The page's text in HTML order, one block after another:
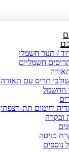
/ תנור חשמלי
חשמליים
תריס עם תאורה
החשמל
וחימום תת-רצפתי
ובקרה
כניסה
נוספים